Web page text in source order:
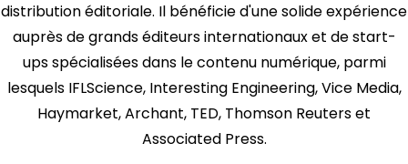
distribution éditoriale. Il bénéficie d'une solide expérience
auprès de grands éditeurs internationaux et de start-
ups spécialisées dans le contenu numérique, parmi
lesquels IFLScience, Interesting Engineering, Vice Media,
Haymarket, Archant, TED, Thomson Reuters et
Associated Press.